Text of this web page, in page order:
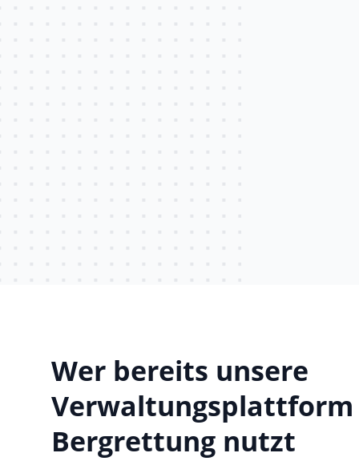
Wer bereits unsere
Bergrettung nutzt